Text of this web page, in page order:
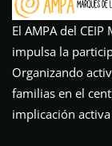
El AMPA del
impulsa la
Organizando
familias en el
implicación